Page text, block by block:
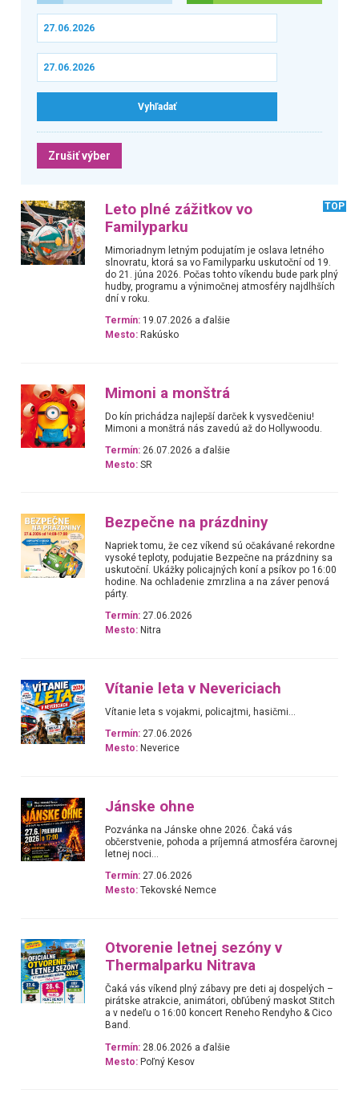
Zrušiť výber
Leto plné zážitkov vo
Familyparku
TOP
Mimoriadnym letným podujatím je oslava letného
slnovratu, ktorá sa vo Familyparku uskutoční od 19.
do 21. júna 2026. Počas tohto víkendu bude park plný
hudby, programu a výnimočnej atmosféry najdlhších
dní v roku.
Termín: 19.07.2026 a ďalšie
Mesto: Rakúsko
Mimoni a monštrá
Do kín prichádza najlepší darček k vysvedčeniu!
Mimoni a monštrá nás zavedú až do Hollywoodu.
Termín: 26.07.2026 a ďalšie
Mesto: SR
Bezpečne na prázdniny
Napriek tomu, že cez víkend sú očakávané rekordne
vysoké teploty, podujatie Bezpečne na prázdniny sa
uskutoční. Ukážky policajných koní a psíkov po 16:00
hodine. Na ochladenie zmrzlina a na záver penová
párty.
Termín: 27.06.2026
Mesto: Nitra
Vítanie leta v Nevericiach
Vítanie leta s vojakmi, policajtmi, hasičmi...
Termín: 27.06.2026
Mesto: Neverice
Jánske ohne
Pozvánka na Jánske ohne 2026. Čaká vás
občerstvenie, pohoda a príjemná atmosféra čarovnej
letnej noci...
Termín: 27.06.2026
Mesto: Tekovské Nemce
Otvorenie letnej sezóny v
Thermalparku Nitrava
Čaká vás víkend plný zábavy pre deti aj dospelých –
pirátske atrakcie, animátori, obľúbený maskot Stitch
a v nedeľu o 16:00 koncert Reneho Rendyho & Cico
Band.
Termín: 28.06.2026 a ďalšie
Mesto: Poľný Kesov